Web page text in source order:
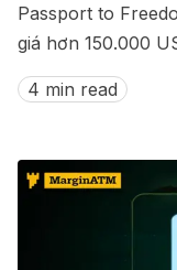
Passport to
giá hơn 150.000
hàng loạt quốc gia
4 min read